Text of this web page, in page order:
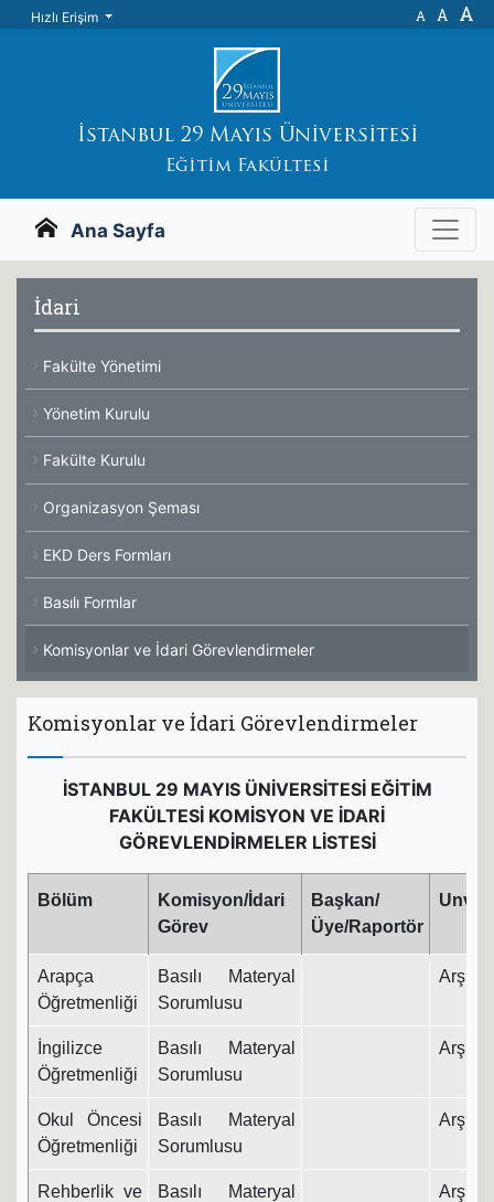
Hızlı Erişim A A A
İstanbul 29 Mayıs Üniversitesi
Eğitim Fakültesi
Ana Sayfa
İdari
Fakülte Yönetimi
Yönetim Kurulu
Fakülte Kurulu
Organizasyon Şeması
EKD Ders Formları
Basılı Formlar
Komisyonlar ve İdari Görevlendirmeler
Komisyonlar ve İdari Görevlendirmeler
İSTANBUL 29 MAYIS ÜNİVERSİTESİ EĞİTİM
FAKÜLTESİ KOMİSYON VE İDARİ
GÖREVLENDİRMELER LİSTESİ
Bölüm
Komisyon/İdari
Görev
Başkan/
Üye/Raportör
Unvan
Arapça
Öğretmenliği
Basılı Materyal
Sorumlusu
Arş.
İngilizce
Öğretmenliği
Basılı Materyal
Sorumlusu
Arş.
Okul Öncesi
Öğretmenliği
Basılı Materyal
Sorumlusu
Arş.
Rehberlik ve
Basılı Materyal
Arş.